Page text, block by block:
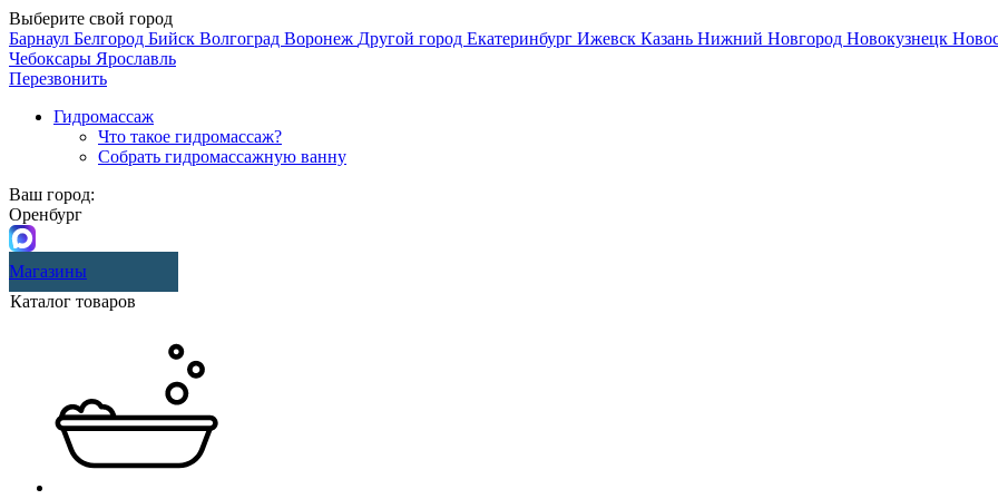
Выберите свой город
Барнаул Белгород Бийск Волгоград Воронеж Другой город Екатеринбург Ижевск Казань Нижний Новгород Новокузнецк
Чебоксары Ярославль
Перезвонить
Гидромассаж
Что такое гидромассаж?
Собрать гидромассажную ванну
Ваш город:
Оренбург
Магазины
Каталог товаров